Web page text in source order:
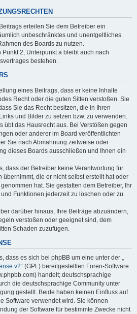
erteilen Sie dem Betreiber ein
unbeschränktes und unentgeltliches
des Boards zu nutzen.
Punkt 2, Unterpunkt a bleibt auch nach
bestehen.
eines Beitrags, dass er keine Inhalte
Recht oder die guten Sitten verstoßen. Sie
Sie das Recht besitzen, die in Ihren
und Bilder zu setzen bzw. zu verwenden.
übt das Hausrecht aus. Bei Verstößen gegen
oder anderer im Board veröffentlichten
Sie nach Abmahnung zeitweise oder
dieses Boards ausschließen und Ihnen ein
dass der Betreiber keine Verantwortung für
übernimmt, die er nicht selbst erstellt hat oder
hat. Sie gestatten dem Betreiber, Ihr
Funktionen jederzeit zu löschen oder zu
darüber hinaus, Ihre Beiträge abzuändern,
verstoßen oder geeignet sind, dem
Schaden zuzufügen.
dass es sich bei phpBB um eine unter der „
v2“ (GPL) bereitgestellten Foren-Software
handelt; deutschsprachige
die deutschsprachige Community unter
gestellt. Beide haben keinen Einfluss auf
Software verwendet wird. Sie können
der Software für bestimmte Zwecke nicht